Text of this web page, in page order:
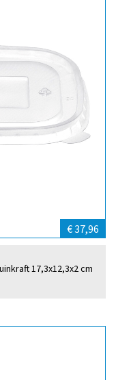
€ 37,96
17,3x12,3x2 cm